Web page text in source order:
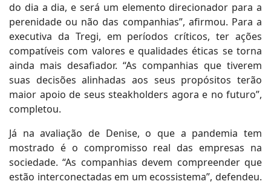
do dia a dia, e será um elemento direcionador para a
perenidade ou não das companhias”, afirmou. Para a
executiva da Tregi, em períodos críticos, ter ações
compatíveis com valores e qualidades éticas se torna
ainda mais desafiador. “As companhias que tiverem
suas decisões alinhadas aos seus propósitos terão
maior apoio de seus steakholders agora e no futuro”,
completou.
Já na avaliação de Denise, o que a pandemia tem
mostrado é o compromisso real das empresas na
sociedade. “As companhias devem compreender que
estão interconectadas em um ecossistema”, defendeu.